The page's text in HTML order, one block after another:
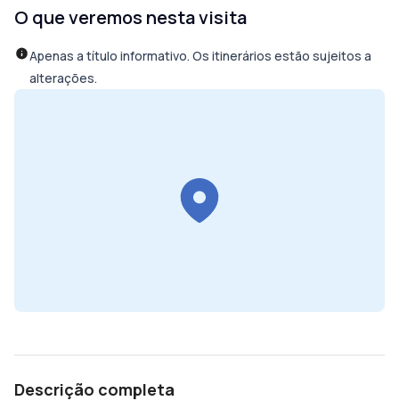
O que veremos nesta visita
Apenas a título informativo. Os itinerários estão sujeitos a
alterações.
Descrição completa